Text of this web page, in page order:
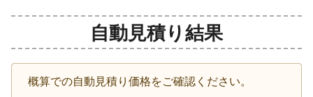
自動見積り結果
概算での自動見積り価格をご確認ください。